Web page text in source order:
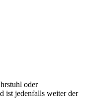
oder
ist jedenfalls weiter der